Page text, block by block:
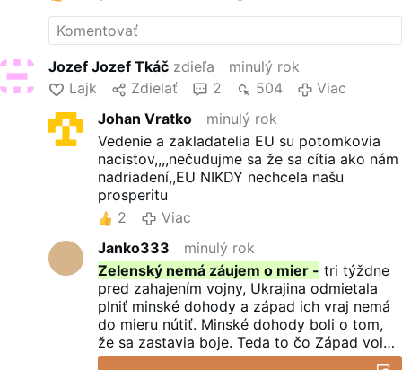
Minské dohody mali ukončiť
konflikt na Donbase. Rusko
opakovane varovalo, že Ukrajina
odmieta plniť minské dohody.
Západ podporoval
prevrat z roku 2014, ktorý
priviedol k moci nacionalistov,
rusofóbov, fašistov a nacistov.
„Robia hrdinov tých ľudí, ktorí
bojovali na …
Jozef Jozef Tkáč zdieľa
minulý rok
Lajk
Zdielať 2 504
Viac
Johan Vratko
minulý rok
Vedenie a zakladatelia EU su potomkovia
nacistov,,,,nečudujme sa že sa cítia ako nám
nadriadení,,EU NIKDY nechcela našu
prosperitu
2
Viac
Janko333
minulý rok
Zelenský nemá záujem o mier - tri týždne
pred zahajením vojny, Ukrajina odmietala
plniť minské dohody a západ ich vraj nemá
do mieru nútiť. Minské dohody boli o tom,
že sa zastavia boje. Teda to čo Západ volá
“ruská agresia” bola obrana Ruska, Rusko